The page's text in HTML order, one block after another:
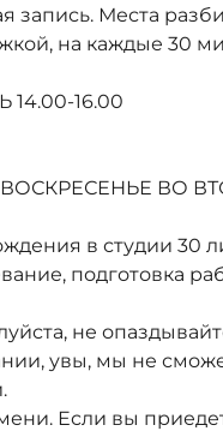
запись. Места
на каждые 30
14.00-16.00
ВО
в студии 30
подготовка
не
увы, мы не
Если вы